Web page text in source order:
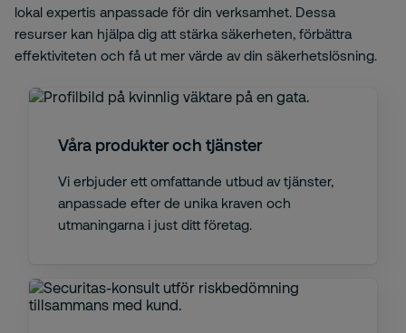
lokal expertis anpassade för din verksamhet. Dessa
resurser kan hjälpa dig att stärka säkerheten, förbättra
effektiviteten och få ut mer värde av din säkerhetslösning.
Våra produkter och tjänster
Vi erbjuder ett omfattande utbud av tjänster,
anpassade efter de unika kraven och
utmaningarna i just ditt företag.